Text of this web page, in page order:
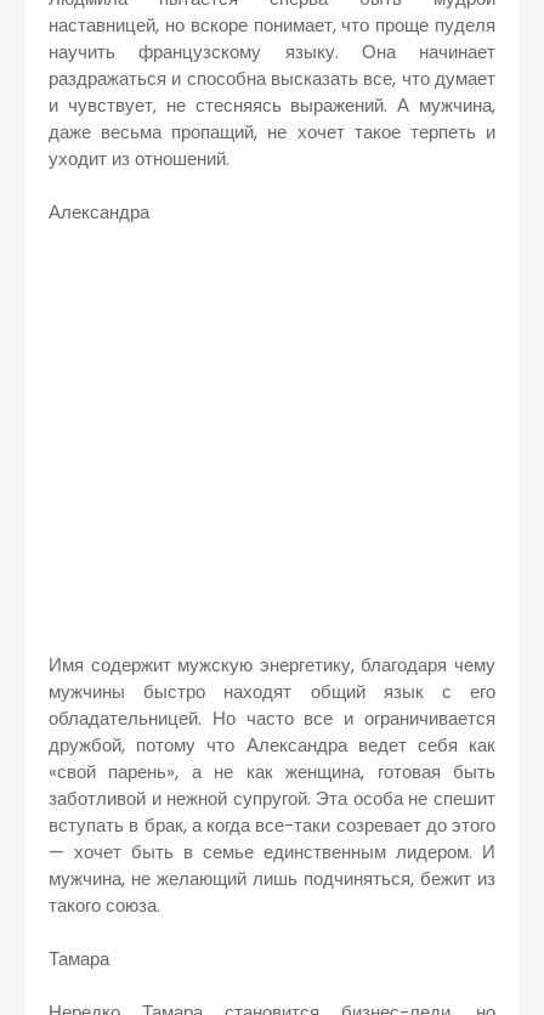
наставницей, но вскоре понимает, что проще пуделя
научить французскому языку. Она начинает
раздражаться и способна высказать все, что думает
и чувствует, не стесняясь выражений. А мужчина,
даже весьма пропащий, не хочет такое терпеть и
уходит из отношений.
Александра
Имя содержит мужскую энергетику, благодаря чему
мужчины быстро находят общий язык с его
обладательницей. Но часто все и ограничивается
дружбой, потому что Александра ведет себя как
«свой парень», а не как женщина, готовая быть
заботливой и нежной супругой. Эта особа не спешит
вступать в брак, а когда все-таки созревает до этого
— хочет быть в семье единственным лидером. И
мужчина, не желающий лишь подчиняться, бежит из
такого союза.
Тамара